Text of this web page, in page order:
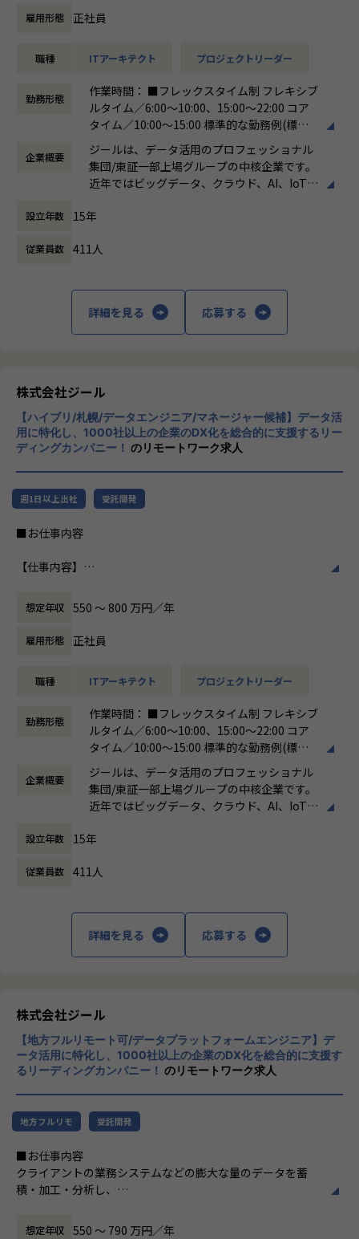
・自宅からのリモートワークが中心ですが、アサイン案件次
データーセンターやお客様拠点での夜間作業が発生する場合
・お客様環境とは別に、0-WAN独自の検証環境もあり、必要
に応じて利用することが出来ます。
・チームメンバーのバックグラウンドを活かして、多様な視
点から意見を出し、品質を高めています
◎ワークライフバランス
・平均残業時間は20h/月、案件によっては夜間作業などによ
り残業時間が多くなる場合もあります。深夜帯には加算があ
ります。
・コミュニケーションは主にSlackにて行い、必要に応じて
オンラインミーティングを行います。
◎募集部門の紹介
ゼロトラスト事業の拡大～立ち上げから1年とこれからの挑
◎募集背景
現在案件数も増加傾向にあり、チームメンバーの増員へ向け
て一緒に働く仲間を募集しております。
特にゼロトラストセキュリティに特化した事業に取り組んで
豊富なため、ゼロトラストセキュリティ案件のPM/PL経験も
養う事が可能です。
常に最新の情報をキャッチアップし、学習意欲が高く、積極
ます。お客様に対する長期的な貢献を果たす
●クライアントの要望に沿ったデータプラットフォームの企
きます。
く、DB、インフラ、プロジェクト管理、エンドユーザーと
のコミュニケーション能力など、幅広い経験に基づくスキル
アップ・キャリアアップが可能な環境です。
●エンドユーザー様と直接やり取りをする立場であり、要件
定義など上流工程に携われます。
適正に応じて、会社の指示する業務への異動を命じることが
雇用形態 正社員
職種 ITアーキテクト プロジェクトリーダー
勤務形態
作業時間： ■フレックスタイム制 フレキシブ
ルタイム／6:00～10:00、15:00～22:00 コア
タイム／10:00～15:00 標準的な勤務例(標準
労働時間)／9:00～18:00
働き方：フレックス制（コアタイムあり）
時間外労働の有無： 有（月平均19時間）
休憩時間： 60分
企業概要
ジールは、データ活用のプロフェッショナル
集団/東証一部上場グループの中核企業です。
近年ではビッグデータ、クラウド、AI、IoTを
する立場にスコープを拡張しています。
顧客の大半は大手企業となっており、30年以
■Mission：専門性と技術力、高度な分析ノ
ズに応えるため、私たちは「プロフェッショ
ナルサービスの大衆化」をミッションとして
掲げております。高い専門性を持った技術
力、深い経験から得られた多様性のある高度
な分析力をハイクオリティ＆ローコストで提
供することで、企業の競争優位確保に貢献す
ることを私たちは使命としております。
員全員が燃える会社」を目指しています。理
展する企業です。そして、社員全員が燃え続
ます。お客様に対する長期的な貢献を果たす
設立年数 15年
従業員数 411人
詳細を見る 応募する
株式会社ジール
【ハイブリ/札幌/データエンジニア/マネージャー候補】データ活
用に特化し、1000社以上の企業のDX化を総合的に支援するリー
ディングカンパニー！ のリモートワーク求人
週1日以上出社 受託開発
■お仕事内容
【仕事内容】
するため、ビックデータの活用支援を行います。データ蓄
積・加工・分析し、経営層の意思決定に活用する BI(Busines
s Intelligence）やAzure、AWS、GCPなどのクラウド、AI、
機械学習などを含むデータプラットフォームの導入から実行
ィスにて事業、そして組織拡大に貢献いただきたいと考えて
●直案件が多く、エンドユーザー様とのやり取りも多く発生
します。クライアントの要望に沿ったデータプラットフォー
ムの企画、設計、実装まで、プロジェクトに一気通貫で関わ
って頂きます。
●主に要件定義からテストまでお任せします。開発だけでな
のコミュニケーション能力など、幅広い経験に基づくスキル
●エンドユーザー様と直接やり取りをする立場であり、要件
【ポジションの魅力】
●北海道拠点でも顧客は東京本社と同様で、大手企業を中心
とした企業様のデータやDX推進に触れる機会も多く、東京で
【募集背景】
ジールの成長拡大、そして市場の成長性にこたえるための採
用になります。働く地域を理由とした就業の制限をなくし、
りつつ、大手企業のデータプラットフォーム案件の中核とな
【業務の変更の範囲】
適正に応じて、会社の指示する業務への異動を命じることが
想定年収 550 〜 800 万円／年
雇用形態 正社員
職種 ITアーキテクト プロジェクトリーダー
勤務形態
作業時間： ■フレックスタイム制 フレキシブ
ルタイム／6:00～10:00、15:00～22:00 コア
タイム／10:00～15:00 標準的な勤務例(標準
労働時間)／9:00～18:00
働き方：フレックス制（コアタイムあり）
時間外労働の有無： 有（月平均19時間）
休憩時間： 60分
企業概要
ジールは、データ活用のプロフェッショナル
集団/東証一部上場グループの中核企業です。
近年ではビッグデータ、クラウド、AI、IoTを
する立場にスコープを拡張しています。
顧客の大半は大手企業となっており、30年以
■Mission：専門性と技術力、高度な分析ノ
ズに応えるため、私たちは「プロフェッショ
ナルサービスの大衆化」をミッションとして
掲げております。高い専門性を持った技術
力、深い経験から得られた多様性のある高度
な分析力をハイクオリティ＆ローコストで提
供することで、企業の競争優位確保に貢献す
ることを私たちは使命としております。
造」を掲げて、理想企業の創造に向け、「社
員全員が燃える会社」を目指しています。理
展する企業です。そして、社員全員が燃え続
設立年数 15年
従業員数 411人
詳細を見る 応募する
株式会社ジール
【地方フルリモート可/データプラットフォームエンジニア】デ
ータ活用に特化し、1000社以上の企業のDX化を総合的に支援す
るリーディングカンパニー！ のリモートワーク求人
地方フルリモ 受託開発
■お仕事内容
クライアントの業務システムなどの膨大な量のデータを蓄
積・加工・分析し、
含むデータプラットフォームの導入から実行支援までを行っ
想定年収 550 〜 790 万円／年